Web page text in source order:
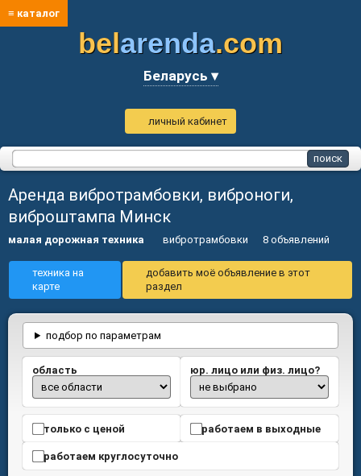
≡ каталог
belarenda.com
Беларусь ▾
личный кабинет
Аренда вибротрамбовки, виброноги,
виброштампа Минск
малая дорожная техника вибротрамбовки 8 объявлений
техника на
карте
добавить моё объявление в этот
раздел
подбор по параметрам
область юр. лицо или физ. лицо?
только с ценой работаем в выходные
работаем круглосуточно